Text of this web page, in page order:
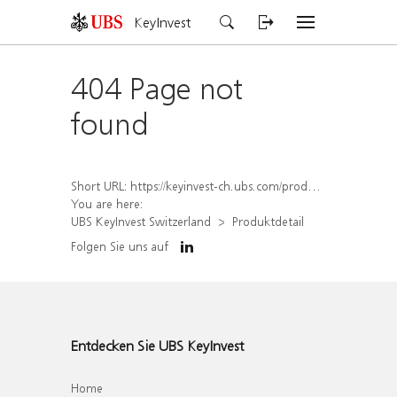
KeyInvest
404 Page not
found
Short URL: https://keyinvest-ch.ubs.com/produkt/detail/index/isin/CH1567052464
You are here:
UBS KeyInvest Switzerland
Produktdetail
Folgen Sie uns auf
Entdecken Sie UBS KeyInvest
Home